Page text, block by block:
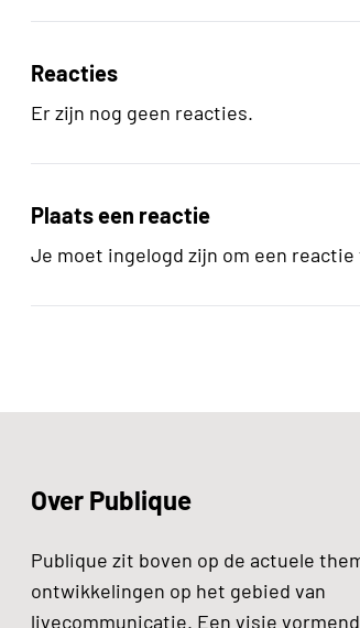
Reacties
Er zijn nog geen reacties.
Plaats een reactie
Je moet ingelogd zijn om een reactie
Over Publique
Publique zit boven op de actuele
ontwikkelingen op het gebied van
livecommunicatie. Een visie